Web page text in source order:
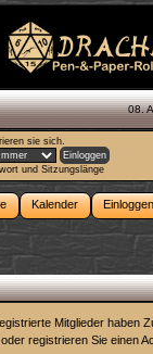
08.
sie sich.
und Sitzungslänge
Kalender Einloggen
Mitglieder haben
oder registrieren Sie einen